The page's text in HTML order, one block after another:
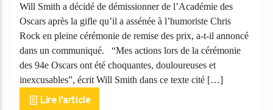
Will Smith a décidé de démissionner de l’Académie des
Oscars après la gifle qu’il a assénée à l’humoriste Chris
Rock en pleine cérémonie de remise des prix, a-t-il annoncé
dans un communiqué. “Mes actions lors de la cérémonie
des 94e Oscars ont été choquantes, douloureuses et
inexcusables”, écrit Will Smith dans ce texte cité […]
Lire l'article